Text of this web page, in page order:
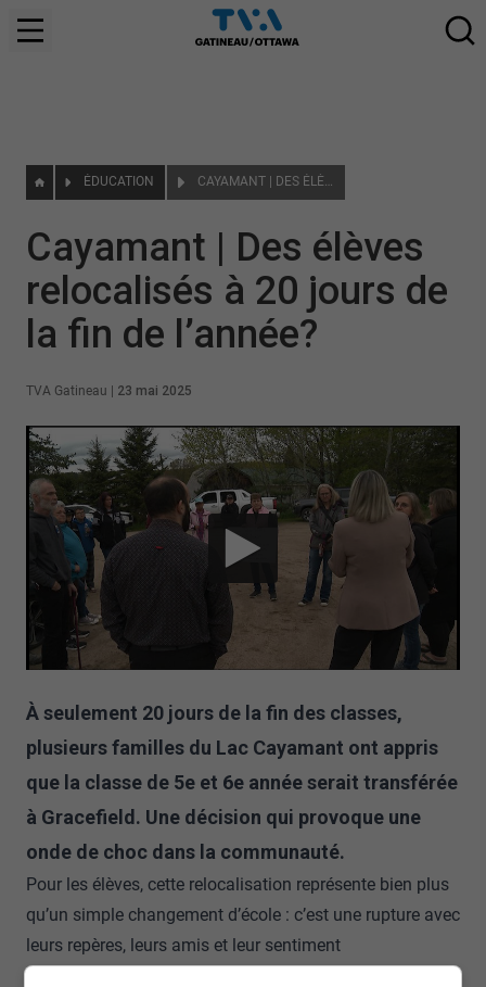
ÉDUCATION CAYAMANT | DES ÉLÈVES RELOCALISÉS À 20 JOURS DE LA FIN DE L’ANNÉE?
Cayamant | Des élèves
relocalisés à 20 jours de
la fin de l’année?
TVA Gatineau 23 mai 2025
À seulement 20 jours de la fin des classes,
plusieurs familles du Lac Cayamant ont appris
que la classe de 5e et 6e année serait transférée
à Gracefield. Une décision qui provoque une
onde de choc dans la communauté.
Pour les élèves, cette relocalisation représente bien plus
qu’un simple changement d’école : c’est une rupture avec
leurs repères, leurs amis et leur sentiment
d’appartenance.